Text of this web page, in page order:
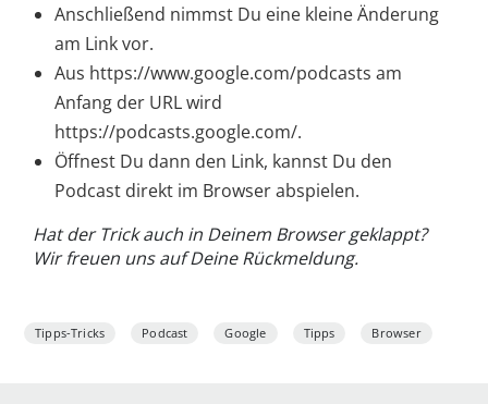
Anschließend nimmst Du eine kleine Änderung
am Link vor.
Aus https://www.google.com/podcasts am
Anfang der URL wird
https://podcasts.google.com/.
Öffnest Du dann den Link, kannst Du den
Podcast direkt im Browser abspielen.
Hat der Trick auch in Deinem Browser geklappt?
Wir freuen uns auf Deine Rückmeldung.
Tipps-Tricks Podcast Google Tipps Browser